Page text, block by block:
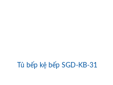
Tủ bếp kệ bếp SGD-KB-31